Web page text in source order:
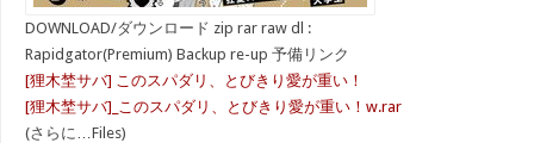
DOWNLOAD/ダウンロード zip rar raw dl :
Rapidgator(Premium) Backup re-up 予備リンク
[狸木埜サバ] このスパダリ、とびきり愛が重い！
[狸木埜サバ]_このスパダリ、とびきり愛が重い！w.rar
(さらに…Files)